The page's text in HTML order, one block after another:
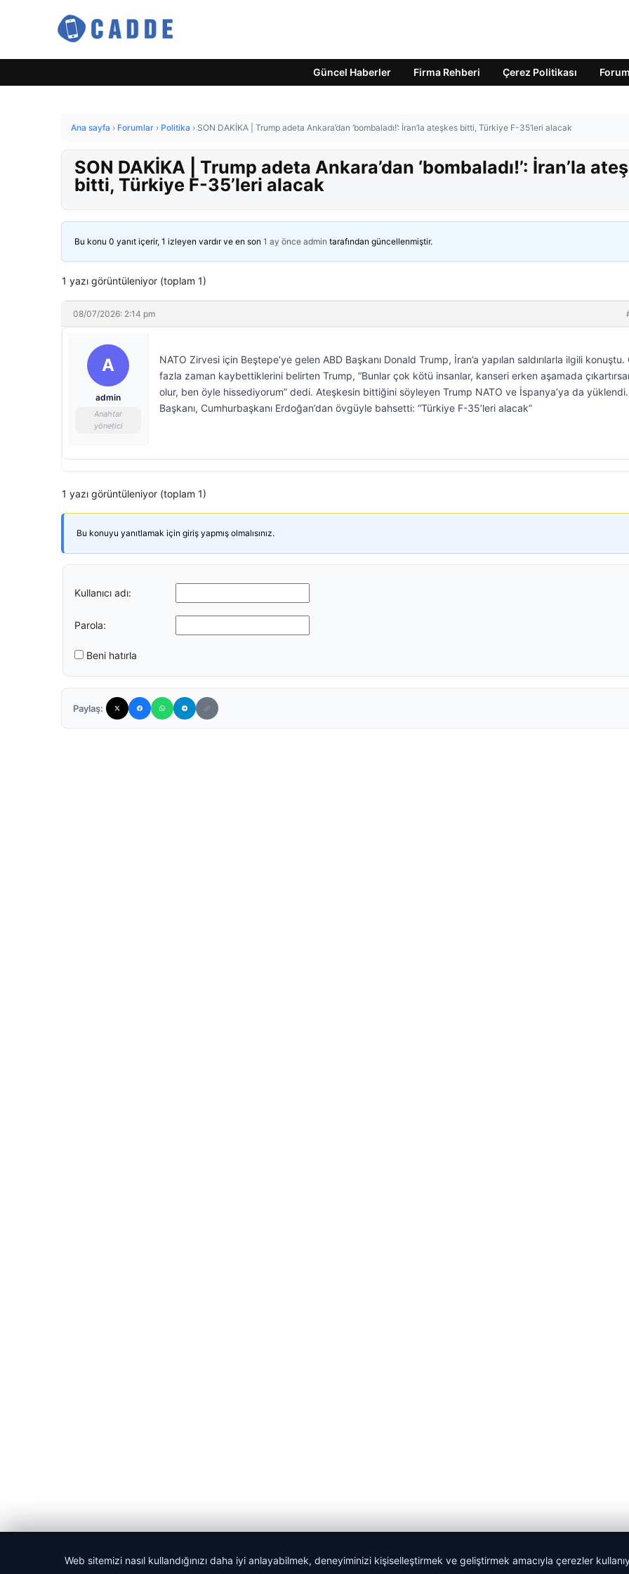
Güncel Haberler Firma Rehberi Çerez Politikası Forum
Ana sayfa › Forumlar › Politika › SON DAKİKA | Trump adeta Ankara’dan ‘bombaladı!’: İran’la ateşkes bitti, Türkiye F-35’leri alacak
SON DAKİKA | Trump adeta Ankara’dan ‘bombaladı!’: İran’la
bitti, Türkiye F-35’leri alacak
Bu konu 0 yanıt içerir, 1 izleyen vardır ve en son 1 ay önce admin tarafından güncellenmiştir.
1 yazı görüntüleniyor (toplam 1)
08/07/2026: 2:14 pm
A
admin
Anahtar
yönetici
NATO Zirvesi için Beştepe’ye gelen ABD Başkanı Donald Trump, İran’a yapılan saldırılarla ilgili konuştu.
fazla zaman kaybettiklerini belirten Trump, “Bunlar çok kötü insanlar, kanseri erken aşamada
olur, ben öyle hissediyorum” dedi. Ateşkesin bittiğini söyleyen Trump NATO ve İspanya’ya da
Başkanı, Cumhurbaşkanı Erdoğan’dan övgüyle bahsetti: “Türkiye F-35’leri alacak”
1 yazı görüntüleniyor (toplam 1)
Bu konuyu yanıtlamak için giriş yapmış olmalısınız.
Kullanıcı adı:
Parola:
Beni hatırla
Paylaş:
Web sitemizi nasıl kullandığınızı daha iyi anlayabilmek, deneyiminizi kişiselleştirmek ve geliştirmek amacıyla çerezler